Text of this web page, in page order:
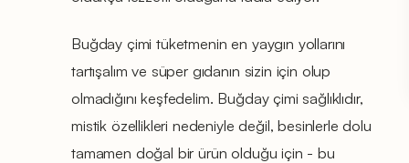
Buğday çimi tüketmenin en yaygın yollarını
tartışalım ve süper gıdanın sizin için olup
olmadığını keşfedelim. Buğday çimi sağlıklıdır,
mistik özellikleri nedeniyle değil, besinlerle dolu
tamamen doğal bir ürün olduğu için - bu